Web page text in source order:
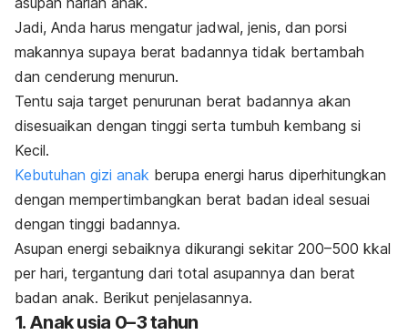
Jadi, Anda harus mengatur jadwal, jenis, dan porsi
makannya supaya berat badannya tidak bertambah
dan cenderung menurun.
Tentu saja target penurunan berat badannya akan
disesuaikan dengan tinggi serta tumbuh kembang si
Kecil.
Kebutuhan gizi anak berupa energi harus diperhitungkan
dengan mempertimbangkan berat badan ideal sesuai
dengan tinggi badannya.
Asupan energi sebaiknya dikurangi sekitar 200–500 kkal
per hari, tergantung dari total asupannya dan berat
badan anak. Berikut penjelasannya.
1. Anak usia 0–3 tahun